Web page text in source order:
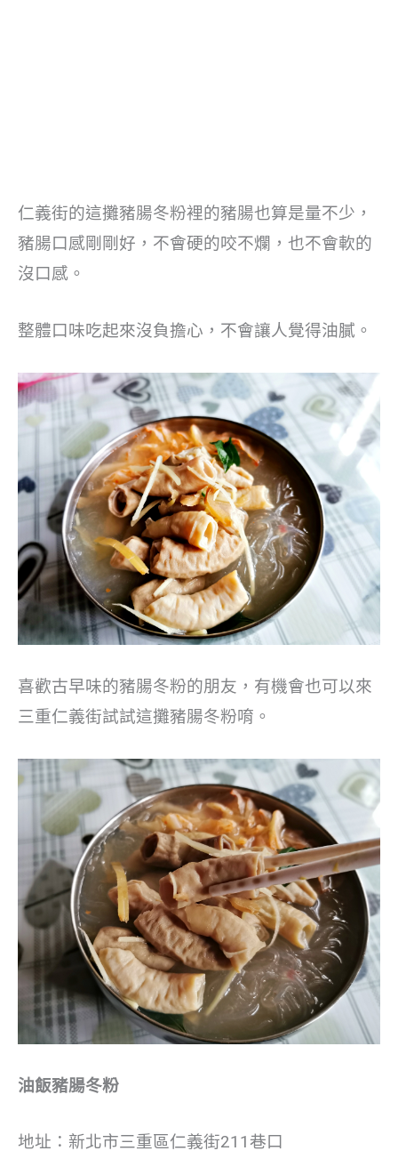
仁義街的這攤豬腸冬粉裡的豬腸也算是量不少，
豬腸口感剛剛好，不會硬的咬不爛，也不會軟的
沒口感。
整體口味吃起來沒負擔心，不會讓人覺得油膩。
喜歡古早味的豬腸冬粉的朋友，有機會也可以來
三重仁義街試試這攤豬腸冬粉唷。
油飯豬腸冬粉
地址：新北市三重區仁義街211巷口